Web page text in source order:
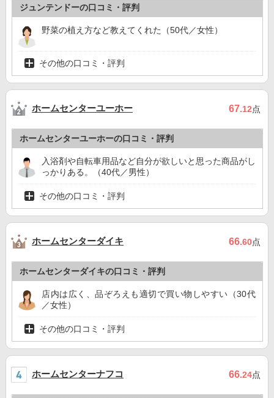
ジュンテンドーの口コミ・評判
野菜の植え方など教えてくれた（50代／女性）
その他の口コミ・評判
ホームセンターユーホー 67.12点
ホームセンターユーホーの口コミ・評判
入浴剤や自転車用品など自分が欲しいと思った商品がし
っかりある。（40代／男性）
その他の口コミ・評判
ホームセンターダイキ 66.60点
ホームセンターダイキの口コミ・評判
店内は広く、品ぞろえも適切で買い物しやすい（30代
／女性）
その他の口コミ・評判
ホームセンターナフコ 66.24点